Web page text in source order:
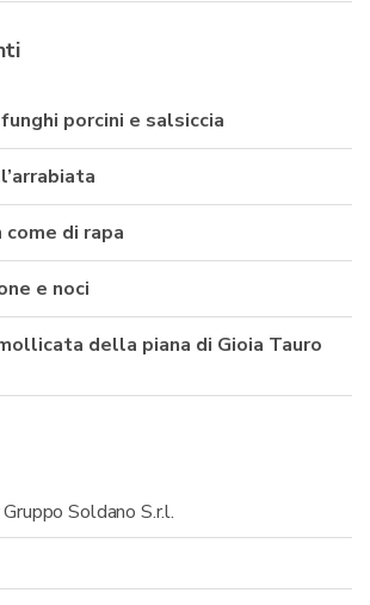
porcini e salsiccia
di rapa
e noci
della piana di Gioia Tauro
Soldano S.r.l.